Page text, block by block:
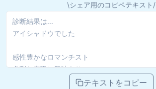
\シェア用のコピペテキスト/
テキストをコピー